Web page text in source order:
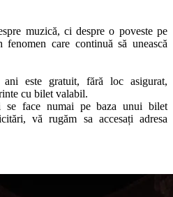
muzică, ci despre o poveste pe
care continuă să unească
este gratuit, fără loc asigurat,
cu bilet valabil.
se face numai pe baza unui bilet
vă rugăm sa accesați adresa